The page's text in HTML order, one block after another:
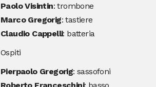
Paolo Visintin: trombone
Marco Gregorig: tastiere
Claudio Cappelli: batteria
Ospiti
Pierpaolo Gregorig: sassofoni